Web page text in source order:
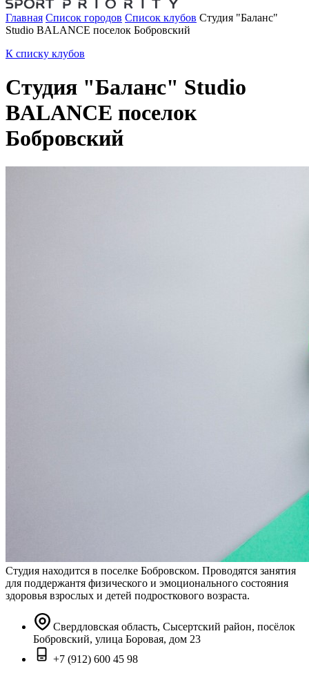
Главная Список городов Список клубов Студия "Баланс"
Studio BALANCE поселок Бобровский
К списку клубов
Студия "Баланс" Studio
BALANCE поселок
Бобровский
Студия находится в поселке Бобровском. Проводятся занятия
для поддержантя физического и эмоционального состояния
здоровья взрослых и детей подросткового возраста.
Свердловская область, Сысертский район, посёлок
Бобровский, улица Боровая, дом 23
+7 (912) 600 45 98